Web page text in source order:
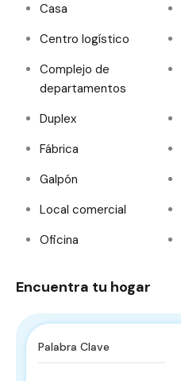
Casa
Centro logístico
Complejo de
departamentos
Duplex
Fábrica
Galpón
Local comercial
Oficina
Encuentra tu hogar